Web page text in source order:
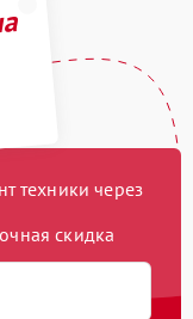
техники через
скидка